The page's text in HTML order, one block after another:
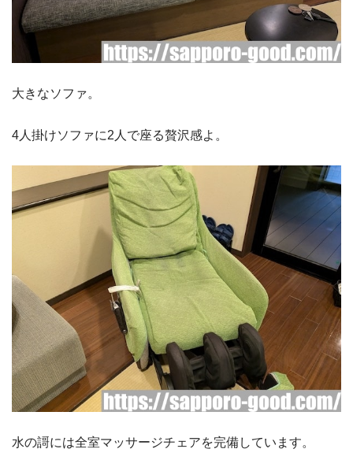
大きなソファ。
4人掛けソファに2人で座る贅沢感よ。
水の謌には全室マッサージチェアを完備しています。